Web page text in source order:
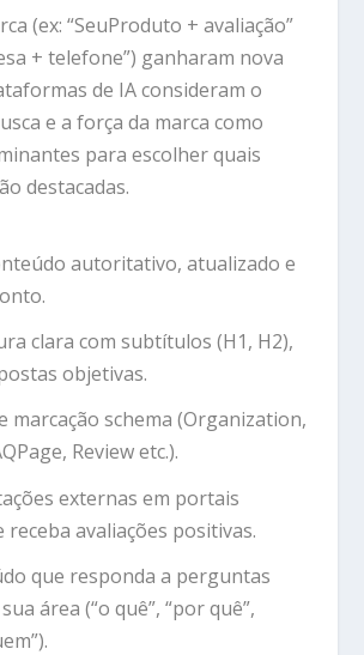
(ex: “SeuProduto + avaliação”
+ telefone”) ganharam nova
de IA consideram o
e a força da marca como
para escolher quais
destacadas.
autoritativo, atualizado e
clara com subtítulos (H1, H2),
objetivas.
marcação schema (Organization,
Review etc.).
externas em portais
receba avaliações positivas.
que responda a perguntas
área (“o quê”, “por quê”,